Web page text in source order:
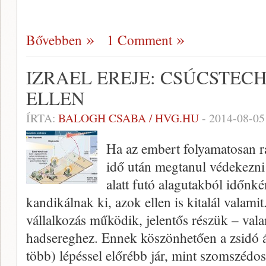
Bővebben 1 Comment
IZRAEL EREJE:
ELLEN
ÍRTA: BALOGH CSABA / HVG.HU- 2014-08-05
Ha az embert folyamatosan
idő után megtanul
alatt futó alagutakból
kandikálnak ki, azok ellen is kitalál
vállalkozás működik, jelentős részük –
hadsereghez. Ennek köszönhetően a
több) lépéssel előrébb jár, mint